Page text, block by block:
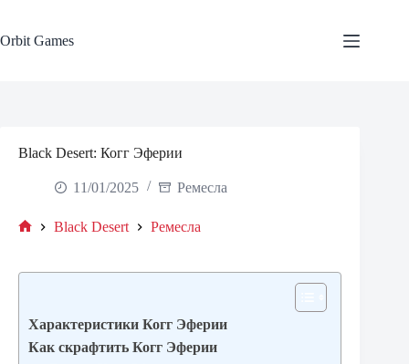
content
Orbit Games
Black Desert: Когг Эферии
11/01/2025 Ремесла
Black Desert Ремесла
Характеристики Когг Эферии
Как скрафтить Когг Эферии